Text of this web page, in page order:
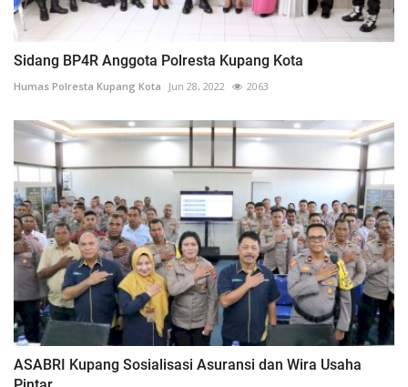
Sidang BP4R Anggota Polresta Kupang Kota
Humas Polresta Kupang Kota Jun 28, 2022 2063
ASABRI Kupang Sosialisasi Asuransi dan Wira Usaha